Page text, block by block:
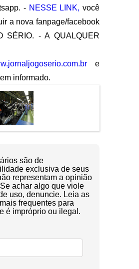
- NESSE LINK, você
a nova fanpage/facebook
SÉRIO. - A QUALQUER
e
informado.
são de
exclusiva de seus
representam a opinião
achar algo que viole
uso, denuncie. Leia as
frequentes para
é impróprio ou ilegal.